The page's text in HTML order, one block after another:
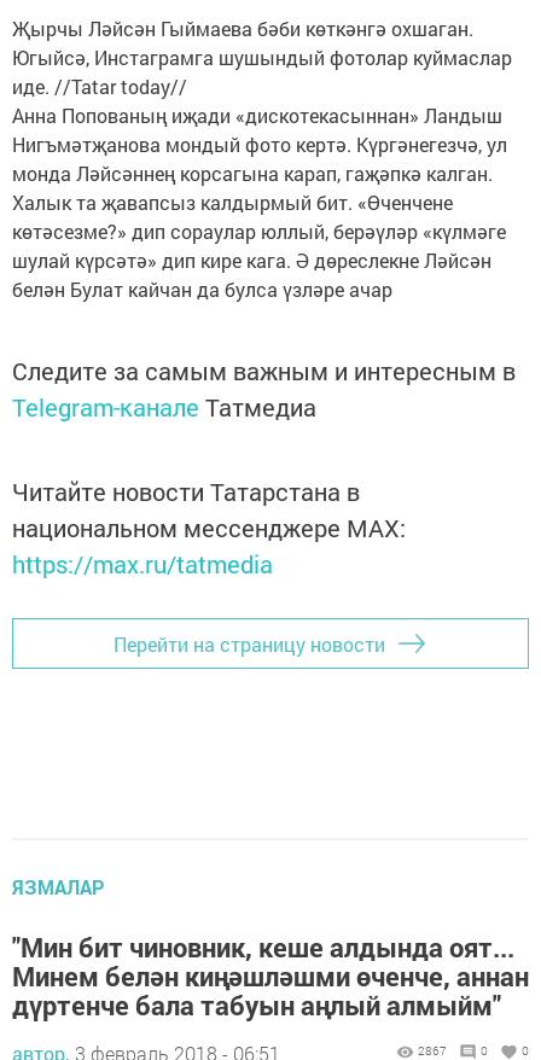
Җырчы Ләйсән Гыймаева бәби көткәнгә охшаган.
Югыйсә, Инстаграмга шушындый фотолар куймаслар
иде. //Tatar today//
Анна Попованың иҗади «дискотекасыннан» Ландыш
Нигъмәтҗанова мондый фото кертә. Күргәнегезчә, ул
монда Ләйсәннең корсагына карап, гаҗәпкә калган.
Халык та җавапсыз калдырмый бит. «Өченчене
көтәсезме?» дип сораулар юллый, берәүләр «күлмәге
шулай күрсәтә» дип кире кага. Ә дөреслекне Ләйсән
белән Булат кайчан да булса үзләре ачар
Следите за самым важным и интересным в
Telegram-канале Татмедиа
Читайте новости Татарстана в
национальном мессенджере MАХ:
https://max.ru/tatmedia
Перейти на страницу новости
ЯЗМАЛАР
"Мин бит чиновник, кеше алдында оят...
Минем белән киңәшләшми өченче, аннан
дүртенче бала табуын аңлый алмыйм"
автор, 3 февраль 2018 - 06:51 2867 0 0